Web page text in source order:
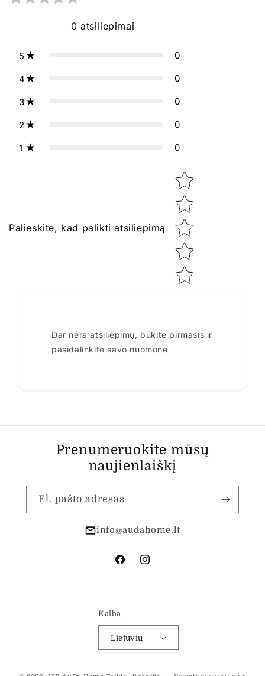
0 atsiliepimai
5 0
4 0
3 0
2 0
1 0
Palieskite, kad palikti atsiliepimą
Star rating
Dar nėra atsiliepimų, būkite pirmasis ir
pasidalinkite savo nuomone
Prenumeruokite mūsų
naujienlaiškį
El. pašto adresas
info@audahome.lt
„Facebook“„Instagram“
Kalba
Lietuvių